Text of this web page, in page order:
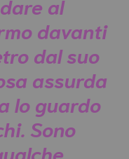
al
davanti
dal suo
assurda
lo guardo
Sono